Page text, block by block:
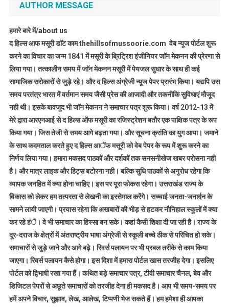
AUTHOR MESSAGE
हमारे बारे में/about us
द हिल्स आफ मसूरी डाॅट काम thehillsofmussoorie.com वेब न्यूज पोर्टल शुरू
करने का विचार का जन्म 1841 में मसूरी के ब्रिट्रिश इंजीनियर जाॅन मेकनन की प्रेरणा से
लिया गया। तत्कालीन समय में जाॅन मेकनन मसूरी में पेयजल सुधार के साथ ही कई
सामाजिक सरोकारों से जुड़े रहे। और द हिल्स अंग्रेजी न्यूज पेपर प्रारंभ किया। यद्यपि उस
समय परतंत्र भारत में वर्तमान समय जैसी प्रेस की आजादी और तकनीकि सुविधाएं मौजूद
नही थी। इसके बावजूद भी जाॅन मेकनन ने समाचार पत्र शुरू किया। वर्ष 2012-13 में
मेरे द्वारा आरएनआई से द हिल्स ऑफ मसूरी का रजिस्ट्रेशन बतौर एक पाक्षिक पत्र के रूप
किया गया। जिस तेजी से समय आगे बढ़ता गया। और सूचना क्रांति का युग आया। जमाने
के साथ कदमताल करते हुए द हिल्स आॅफ मसूरी को वेब पेपर के रूप में शुरू करने का
निर्णय लिया गया। हमारा मकसद पाठकों और दर्शकों तक सनसनीखेज खबर परोसना नही
है। और मात्र लाइक और हिट्स बटोरना नही। बल्कि सुधि पाठकों से अनुरोध रहेगा कि
व्यापक जनहित में क्या होना चाहिए। इस पर पूरा फोकस रहेगा। उत्तराखंड राज्य के
विकास को लेकर हम तत्परता से लेखनी का इस्तेमाल करेंगे। सच्चाई जनता-जनार्दन के
सामने लायी जाएगी। प्रयास रहेगा कि अखबारों की भीड़ से हटकर नौनिहाल स्कूलों में क्या
कर रहे हंै। वे भी समाचार का हिस्सा बन सके। कहां कैसी शिक्षा दी जा रही है। राज्य के
दूर-दराज के क्षेत्रों में अंतराष्ट्रीय भाषा अंग्रेजी से स्कूली बच्चे ठीक से परिचित हो सके।
समाचारों से जुड़े जाने और आगे बढ़े। रिवर्स पलायन पर भी प्रबल तरीके से काम किया
जाएगा। रिवर्स पलायन कैसे होगा। इस दिशा में हमारा पोर्टल खास तरजीह देगा। इसलिए
पोर्टल को द्विभाषी रखा गया हैं। कथित बड़े समाचार पत्र, टीवी समाचार चैनल, बेव और
डिजिटल पेपरों से अछूते समाचारों को तरजीह देना ही मकसद है। आप भी समय-समय पर
हमें अपने विचार, सुझाव, लेख, आलेख, टिप्पणी भेज सकते हैं। हम हमेशा ही आपका